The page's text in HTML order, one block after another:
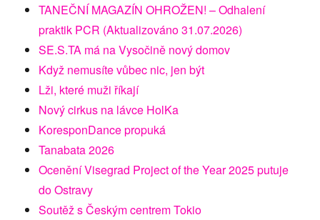
TANEČNÍ MAGAZÍN OHROŽEN! – Odhalení
praktik PCR (Aktualizováno 31.07.2026)
SE.S.TA má na Vysočině nový domov
Když nemusíte vůbec nic, jen být
Lži, které muži říkají
Nový cirkus na lávce HolKa
KoresponDance propuká
Tanabata 2026
Ocenění Visegrad Project of the Year 2025 putuje
do Ostravy
Soutěž s Českým centrem Tokio